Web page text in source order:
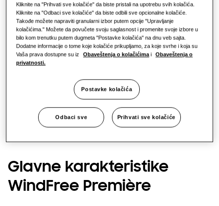
Glavne karakteristike
WindFree Première
Kliknite na "Prihvati sve kolačiće" da biste pristali na upotrebu svih kolačića.
Kliknite na "Odbaci sve kolačiće" da biste odbili sve opcionalne kolačiće.
Takođe možete napraviti granularni izbor putem opcije "Upravljanje
kolačićima." Možete da povučete svoju saglasnost i promenite svoje izbore u
bilo kom trenutku putem dugmeta "Postavke kolačića" na dnu veb sajta.
Dodatne informacije o tome koje kolačiće prikupljamo, za koje svrhe i koja su
Vaša prava dostupne su iz
Obaveštenja o kolačićima i
Obaveštenja o
privatnosti.
Postavke kolačića
Odbaci sve Prihvati sve kolačiće